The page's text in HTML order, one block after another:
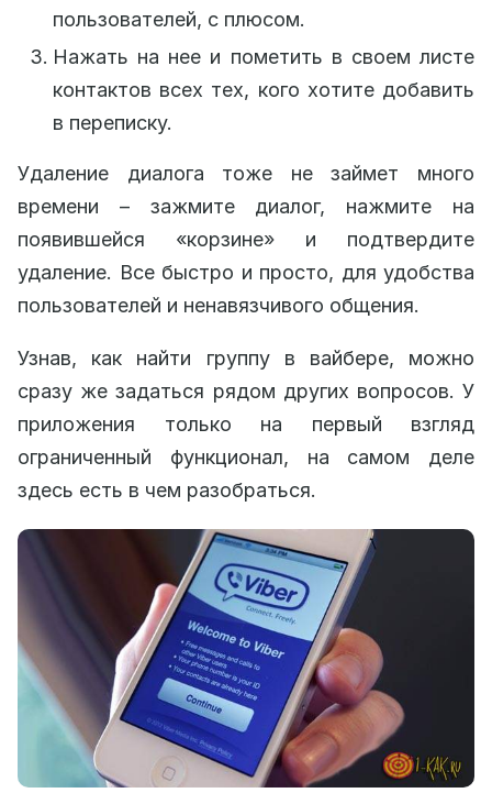
пользователей, с плюсом.
Нажать на нее и пометить в своем листе
контактов всех тех, кого хотите добавить
в переписку.
Удаление диалога тоже не займет много
времени – зажмите диалог, нажмите на
появившейся «корзине» и подтвердите
удаление. Все быстро и просто, для удобства
пользователей и ненавязчивого общения.
Узнав, как найти группу в вайбере, можно
сразу же задаться рядом других вопросов. У
приложения только на первый взгляд
ограниченный функционал, на самом деле
здесь есть в чем разобраться.